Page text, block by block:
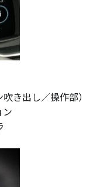
き出し／操作部）